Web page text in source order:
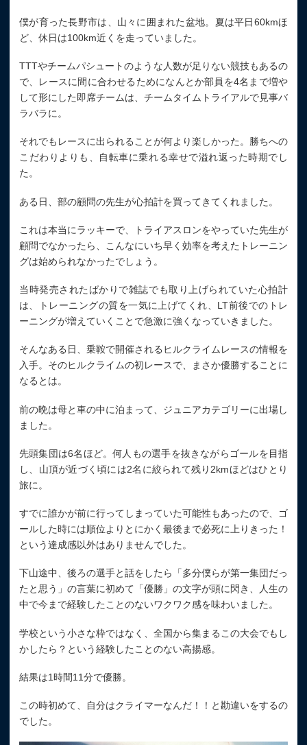
僕が育った長野市は、山々に囲まれた盆地。夏は平日60kmほ
ど、休日は100km近くを走っていました。
TTTやチームパシュートのような人数が足りない競技もあるの
で、レースに間に合わせるためになんとか部員を4名まで増や
して形にした即席チームは、チームタイムトライアルで見事バ
ラバラに。
それでもレースに出られることが何より楽しかった。勝ちへの
こだわりよりも、自転車に乗れる幸せで溢れ返った時期でし
た。
ある日、部の顧問の先生が心拍計を買ってきてくれました。
これは本当にラッキーで、トライアスロンをやっていた先生が
顧問でなかったら、こんなにいち早く効率を考えたトレーニン
グは始められなかったでしょう。
当時発売されたばかりで雑誌でも取り上げられていた心拍計
は、トレーニングの質を一気に上げてくれ、LT前後でのトレ
ーニングが増えていくことで急激に強くなっていきました。
そんなある日、乗鞍で開催されるヒルクライムレースの情報を
入手。そのヒルクライムの初レースで、まさか優勝することに
なるとは。
前の晩は母と車の中に泊まって、ジュニアカテゴリーに出場し
ました。
先頭集団は6名ほど。何人もの選手を抜きながらゴールを目指
し、山頂が近づく頃には2名に絞られて残り2kmほどはひとり
旅に。
すでに誰かが前に行ってしまっていた可能性もあったので、ゴ
ールした時には順位よりとにかく最後まで必死に上りきった！
という達成感以外はありませんでした。
下山途中、後ろの選手と話をしたら「多分僕らが第一集団だっ
たと思う」の言葉に初めて「優勝」の文字が頭に閃き、人生の
中で今まで経験したことのないワクワク感を味わいました。
学校という小さな枠ではなく、全国から集まるこの大会でもし
かしたら？という経験したことのない高揚感。
結果は1時間11分で優勝。
この時初めて、自分はクライマーなんだ！！と勘違いをするの
でした。